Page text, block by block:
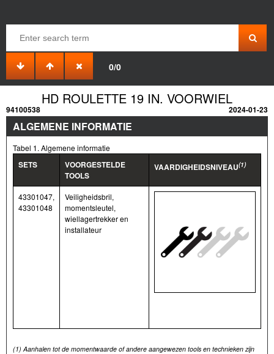
0/0
HD ROULETTE 19 IN. VOORWIEL
94100538 2024-01-23
ALGEMENE INFORMATIE
Tabel 1. Algemene informatie
SETS
VOORGESTELDE
TOOLS
VAARDIGHEIDSNIVEAU(1)
43301047,
43301048
Veiligheidsbril,
momentsleutel,
wiellagertrekker en
installateur
(1) Aanhalen tot de momentwaarde of andere aangewezen tools en technieken zijn